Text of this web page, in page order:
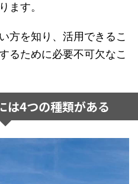
ます。
方を知り、活用できるこ
るために必要不可欠なこ
は4つの種類がある